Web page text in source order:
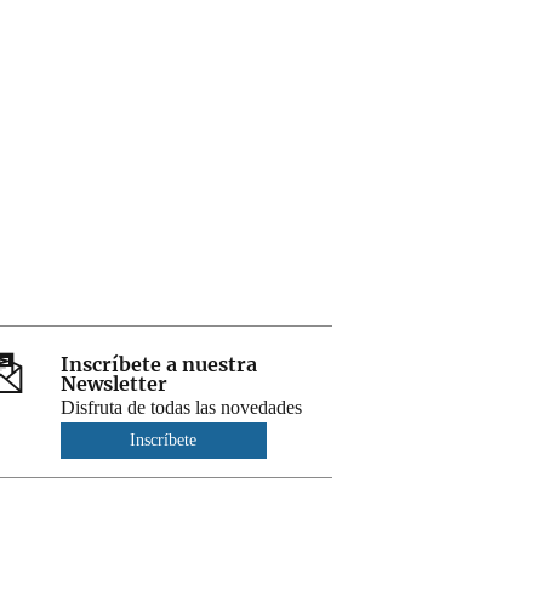
Inscríbete a nuestra
Newsletter
Disfruta de todas las novedades
Inscríbete